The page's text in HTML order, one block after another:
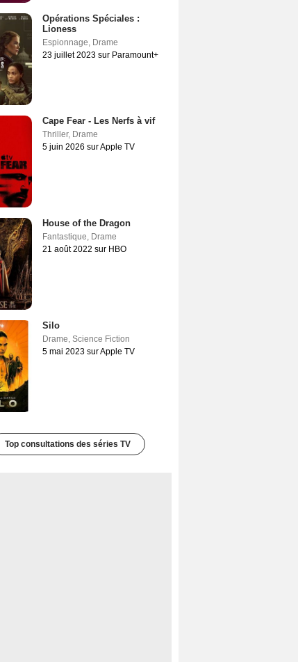
Opérations Spéciales :
Lioness
Espionnage, Drame
23 juillet 2023 sur Paramount+
Cape Fear - Les Nerfs à vif
Thriller, Drame
5 juin 2026 sur Apple TV
House of the Dragon
Fantastique, Drame
21 août 2022 sur HBO
Silo
Drame, Science Fiction
5 mai 2023 sur Apple TV
Top consultations des séries TV